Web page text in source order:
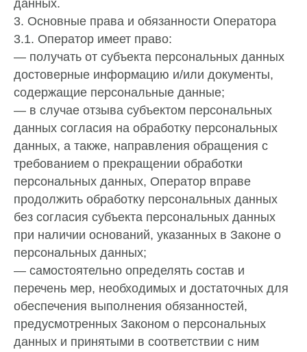
данных.
3. Основные права и обязанности Оператора
3.1. Оператор имеет право:
— получать от субъекта персональных данных
достоверные информацию и/или документы,
содержащие персональные данные;
— в случае отзыва субъектом персональных
данных согласия на обработку персональных
данных, а также, направления обращения с
требованием о прекращении обработки
персональных данных, Оператор вправе
продолжить обработку персональных данных
без согласия субъекта персональных данных
при наличии оснований, указанных в Законе о
персональных данных;
— самостоятельно определять состав и
перечень мер, необходимых и достаточных для
обеспечения выполнения обязанностей,
предусмотренных Законом о персональных
данных и принятыми в соответствии с ним